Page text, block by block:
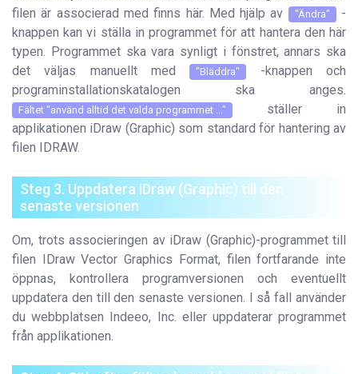
filen är associerad med finns här. Med hjälp av
"Ändra" -
knappen kan vi ställa in programmet för att hantera den här
typen. Programmet ska vara synligt i fönstret, annars ska
det väljas manuellt med "Bläddra"
-knappen och
programinstallationskatalogen ska anges.
Fältet "använd alltid det valda programmet ..."
ställer in
applikationen iDraw (Graphic) som standard för hantering av
filen IDRAW.
Steg 3. Uppdatera iDraw (Graphic) till den
senaste versionen
Om, trots associeringen av iDraw (Graphic)-programmet till
filen IDraw Vector Graphics Format, filen fortfarande inte
öppnas, kontrollera programversionen och eventuellt
uppdatera den till den senaste versionen. I så fall använder
du webbplatsen Indeeo, Inc. eller uppdaterar programmet
från applikationen.